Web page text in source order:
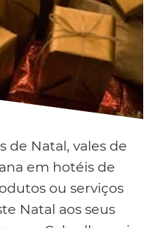
de Natal, vales de
em hotéis de
ou serviços
Natal aos seus